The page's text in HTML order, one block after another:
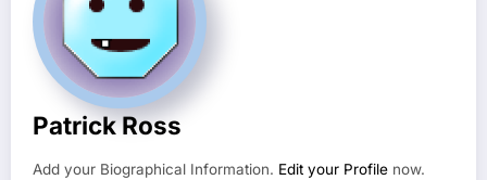
Patrick Ross
Add your Biographical Information. Edit your Profile now.